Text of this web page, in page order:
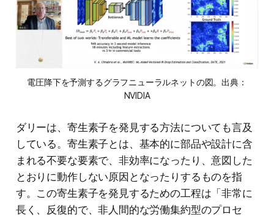
電圧降下を予測するグラフニューラルネットの図。出典：
NVIDIA
ダリーは、寄生素子を発見する方法についても言及
している。寄生素子とは、基本的に部品や設計に含
まれる不要な要素で、非効率になったり、意図した
とおりに動作しない原因となったりするものを指
す。この寄生素子を発見するための工程は「非常に
長く、反復的で、非人間的な労働集約型のプロセ